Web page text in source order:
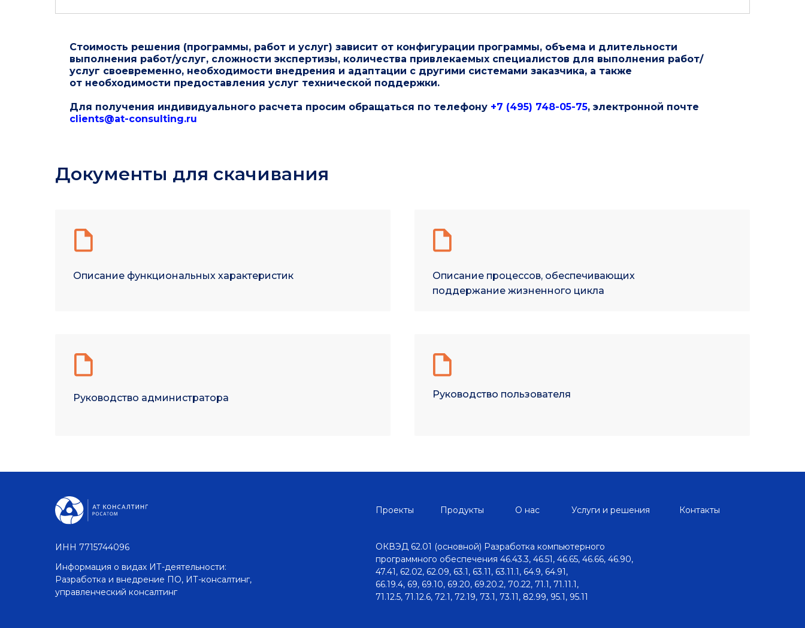
Стоимость решения (программы, работ и услуг) зависит от конфигурации программы, объема и длительности
выполнения работ/услуг, сложности экспертизы, количества привлекаемых специалистов для выполнения работ/
услуг своевременно, необходимости внедрения и адаптации с другими системами заказчика, а также
от необходимости предоставления услуг технической поддержки.
Для получения индивидуального расчета просим обращаться по телефону +7 (495) 748-05-75, электронной почте
clients@at-consulting.ru
Документы для скачивания
Описание процессов, обеспечивающих
поддержание жизненного цикла
Руководство администратора
Описание функциональных характеристик
Руководство пользователя
Информация о видах ИТ-деятельности:
Разработка и внедрение ПО, ИТ-консалтинг,
управленческий консалтинг
ОКВЭД 62.01 (основной) Разработка компьютерного
программного обеспечения 46.43.3, 46.51, 46.65, 46.66, 46.90,
47.41, 62.02, 62.09, 63.1, 63.11, 63.11.1, 64.9, 64.91,
66.19.4, 69, 69.10, 69.20, 69.20.2, 70.22, 71.1, 71.11.1,
71.12.5, 71.12.6, 72.1, 72.19, 73.1, 73.11, 82.99, 95.1, 95.11
ИНН 7715744096
Проекты Продукты О нас Контакты
Услуги и решения